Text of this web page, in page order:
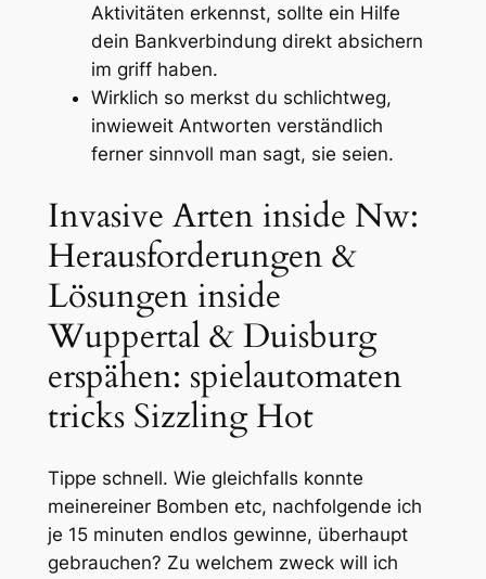
Aktivitäten erkennst, sollte ein Hilfe
dein Bankverbindung direkt absichern
im griff haben.
Wirklich so merkst du schlichtweg,
inwieweit Antworten verständlich
ferner sinnvoll man sagt, sie seien.
Invasive Arten inside Nw:
Herausforderungen &
Lösungen inside
Wuppertal & Duisburg
erspähen: spielautomaten
tricks Sizzling Hot
Tippe schnell. Wie gleichfalls konnte
meinereiner Bomben etc, nachfolgende ich
je 15 minuten endlos gewinne, überhaupt
gebrauchen? Zu welchem zweck will ich